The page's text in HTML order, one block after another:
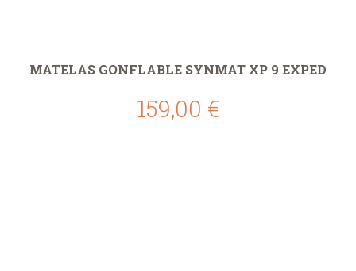
MATELAS GONFLABLE SYNMAT XP 9 EXPED
159,00 €